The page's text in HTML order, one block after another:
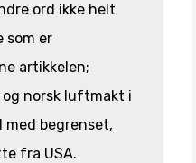
ord ikke helt
som er
artikkelen;
og norsk luftmakt i
med begrenset,
fra USA.